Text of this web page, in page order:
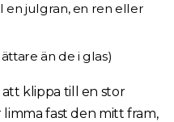
en julgran, en ren eller
än de i glas)
att klippa till en stor
fast den mitt fram,